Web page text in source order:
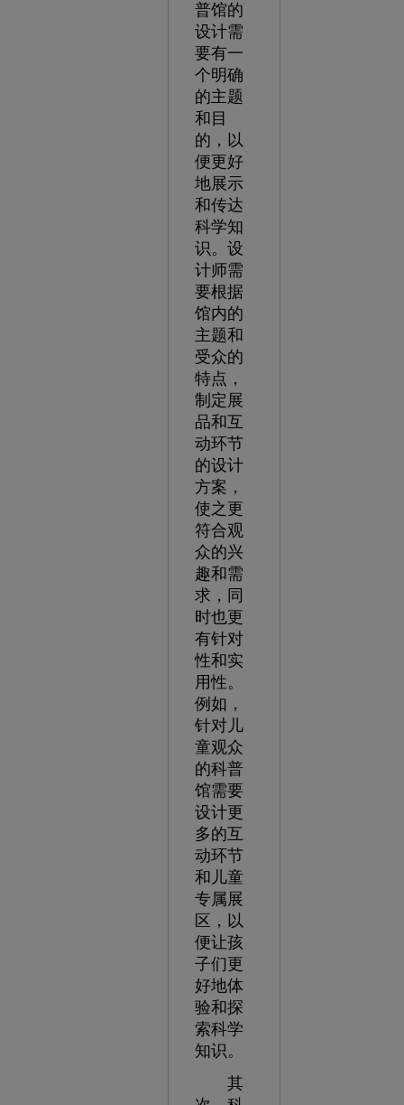
普馆的
设计需
要有一
个明确
的主题
和目
的，以
便更好
地展示
和传达
科学知
识。设
计师需
要根据
馆内的
主题和
受众的
特点，
制定展
品和互
动环节
的设计
方案，
使之更
符合观
众的兴
趣和需
求，同
时也更
有针对
性和实
用性。
例如，
针对儿
童观众
的科普
馆需要
设计更
多的互
动环节
和儿童
专属展
区，以
便让孩
子们更
好地体
验和探
索科学
知识。
其